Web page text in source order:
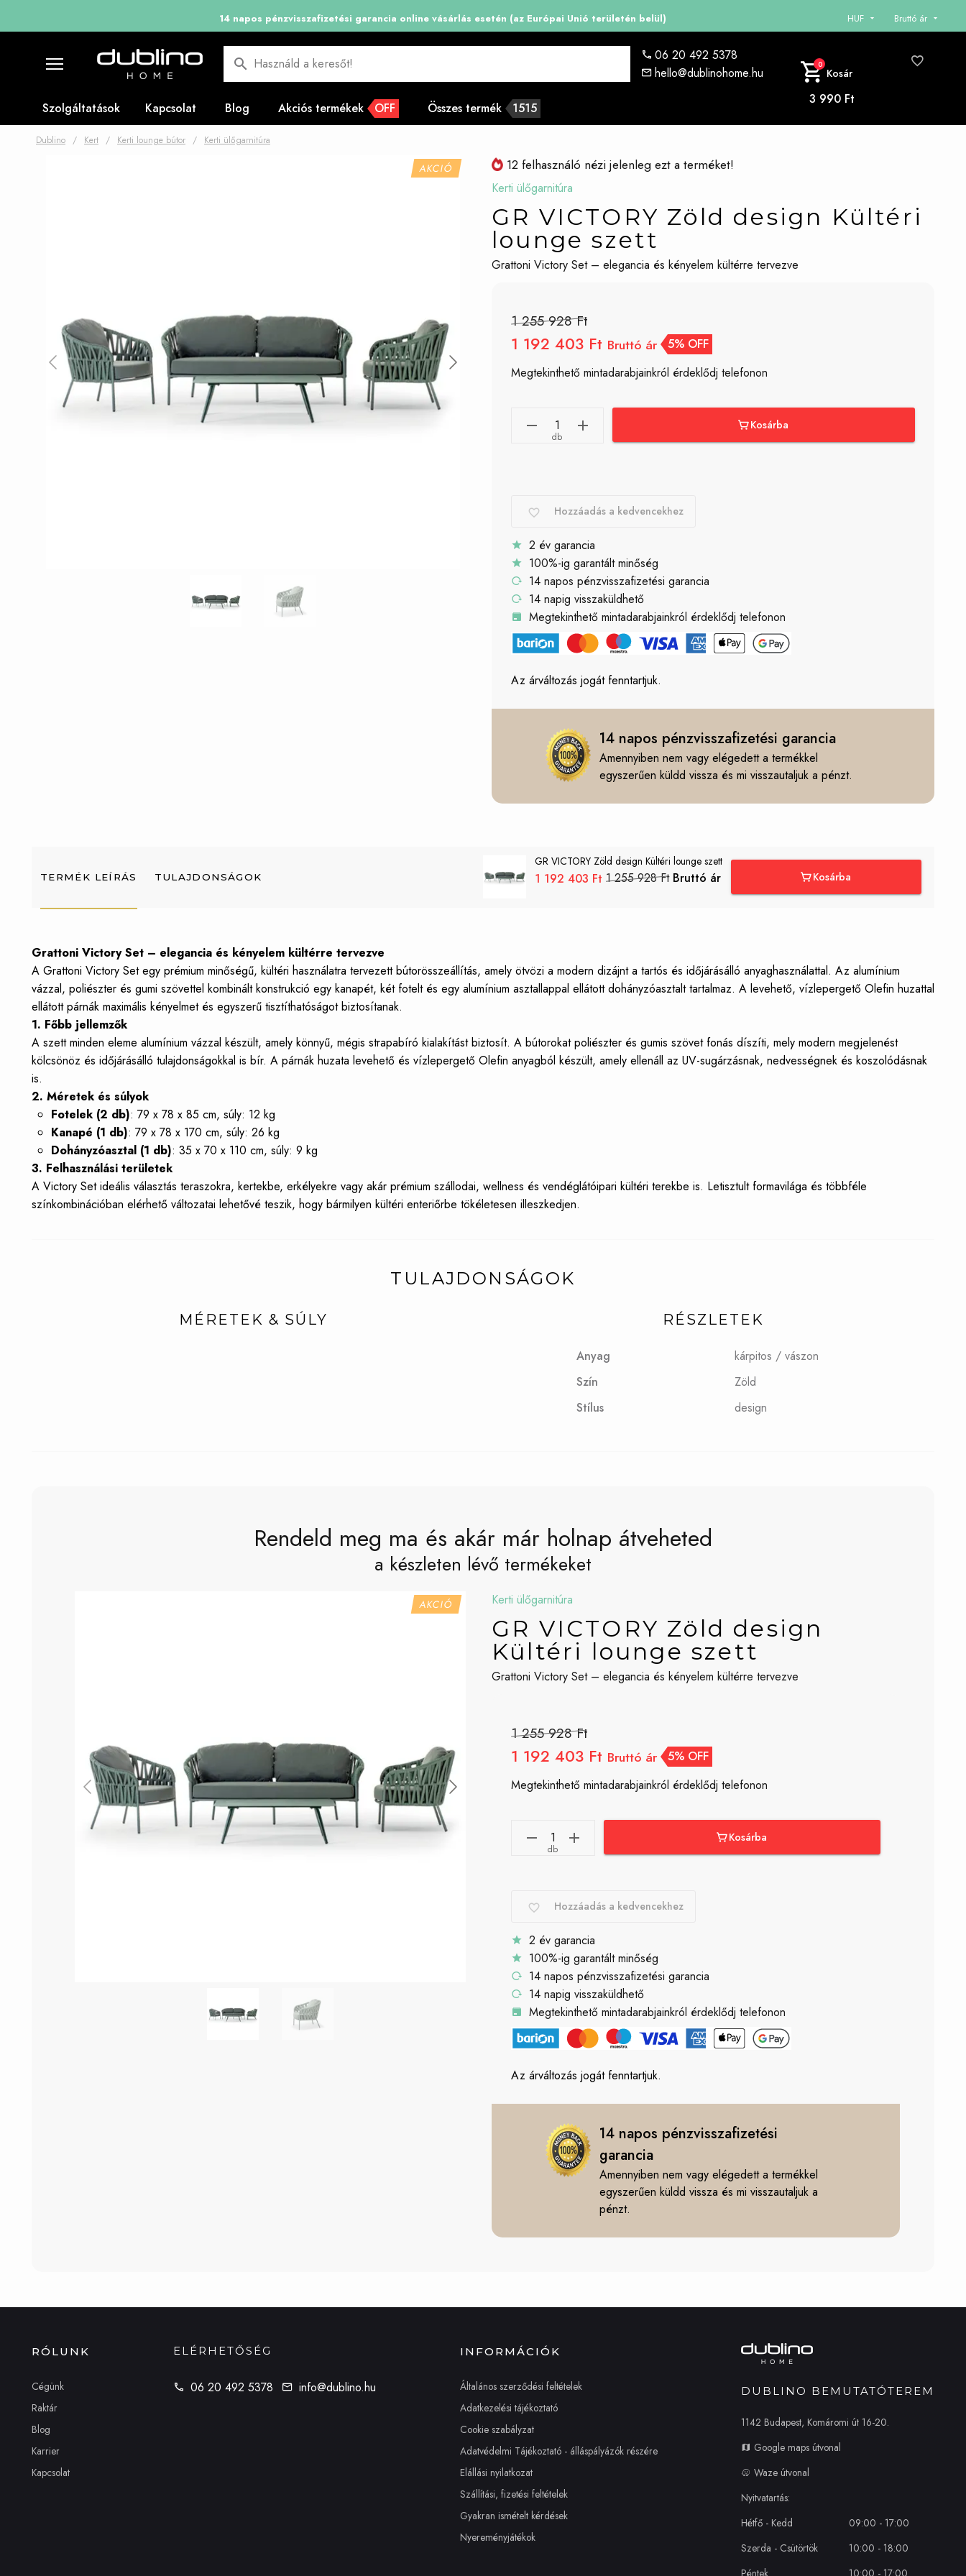
14 napos pénzvisszafizetési garancia online vásárlás esetén (az Európai Unió területén belül) HUF Bruttó ár
Használd a keresőt!
06 20 492 5378
hello@dublinohome.hu
Szolgáltatások Kapcsolat Blog Akciós termékek OFF Összes termék 1515
0
Kosár
3 990 Ft
Dublino / Kert / Kerti lounge bútor / Kerti ülőgarnitúra
AKCIÓ 12 felhasználó nézi jelenleg ezt a terméket!
Kerti ülőgarnitúra
GR VICTORY Zöld design Kültéri
lounge szett
Grattoni Victory Set – elegancia és kényelem kültérre tervezve
1 255 928 Ft
1 192 403 Ft Bruttó ár
5% OFF
Megtekinthető mintadarabjainkról érdeklődj telefonon
db
Kosárba
Hozzáadás a kedvencekhez
2 év garancia
100%-ig garantált minőség
14 napos pénzvisszafizetési garancia
14 napig visszaküldhető
Megtekinthető mintadarabjainkról érdeklődj telefonon
Az árváltozás jogát fenntartjuk.
14 napos pénzvisszafizetési garancia
Amennyiben nem vagy elégedett a termékkel
egyszerűen küldd vissza és mi visszautaljuk a pénzt.
TERMÉK LEÍRÁS TULAJDONSÁGOK
GR VICTORY Zöld design Kültéri lounge szett
1 192 403 Ft 1 255 928 Ft Bruttó ár Kosárba
Grattoni Victory Set – elegancia és kényelem kültérre tervezve
A Grattoni Victory Set egy prémium minőségű, kültéri használatra tervezett bútorösszeállítás, amely ötvözi a modern dizájnt a tartós és időjárásálló anyaghasználattal. Az alumínium
vázzal, poliészter és gumi szövettel kombinált konstrukció egy kanapét, két fotelt és egy alumínium asztallappal ellátott dohányzóasztalt tartalmaz. A levehető, vízlepergető Olefin huzattal
ellátott párnák maximális kényelmet és egyszerű tisztíthatóságot biztosítanak.
1. Főbb jellemzők
A szett minden eleme alumínium vázzal készült, amely könnyű, mégis strapabíró kialakítást biztosít. A bútorokat poliészter és gumis szövet fonás díszíti, mely modern megjelenést
kölcsönöz és időjárásálló tulajdonságokkal is bír. A párnák huzata levehető és vízlepergető Olefin anyagból készült, amely ellenáll az UV-sugárzásnak, nedvességnek és koszolódásnak
is.
2. Méretek és súlyok
Fotelek (2 db): 79 x 78 x 85 cm, súly: 12 kg
Kanapé (1 db): 79 x 78 x 170 cm, súly: 26 kg
Dohányzóasztal (1 db): 35 x 70 x 110 cm, súly: 9 kg
3. Felhasználási területek
A Victory Set ideális választás teraszokra, kertekbe, erkélyekre vagy akár prémium szállodai, wellness és vendéglátóipari kültéri terekbe is. Letisztult formavilága és többféle
színkombinációban elérhető változatai lehetővé teszik, hogy bármilyen kültéri enteriőrbe tökéletesen illeszkedjen.
TULAJDONSÁGOK
MÉRETEK & SÚLY RÉSZLETEK
Anyag
kárpitos / vászon
Szín
Zöld
Stílus
design
Rendeld meg ma és akár már holnap átveheted
a készleten lévő termékeket
AKCIÓ Kerti ülőgarnitúra
GR VICTORY Zöld design
Kültéri lounge szett
Grattoni Victory Set – elegancia és kényelem kültérre tervezve
1 255 928 Ft
1 192 403 Ft Bruttó ár
5% OFF
Megtekinthető mintadarabjainkról érdeklődj telefonon
db
Kosárba
Hozzáadás a kedvencekhez
2 év garancia
100%-ig garantált minőség
14 napos pénzvisszafizetési garancia
14 napig visszaküldhető
Megtekinthető mintadarabjainkról érdeklődj telefonon
Az árváltozás jogát fenntartjuk.
14 napos pénzvisszafizetési
garancia
Amennyiben nem vagy elégedett a termékkel
egyszerűen küldd vissza és mi visszautaljuk a
pénzt.
RÓLUNK
Cégünk
Raktár
Blog
Karrier
Kapcsolat
ELÉRHETŐSÉG
06 20 492 5378 info@dublino.hu
INFORMÁCIÓK
Általános szerződési feltételek
Adatkezelési tájékoztató
Cookie szabályzat
Adatvédelmi Tájékoztató - álláspályázók részére
Elállási nyilatkozat
Szállítási, fizetési feltételek
Gyakran ismételt kérdések
Nyereményjátékok
DUBLINO BEMUTATÓTEREM
1142 Budapest, Komáromi út 16-20.
Google maps útvonal
Waze útvonal
Nyitvatartás:
Hétfő - Kedd
09:00 - 17:00
Szerda - Csütörtök
10:00 - 18:00